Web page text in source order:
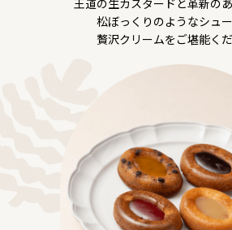
王道の生カスタードと革新のあ
松ぼっくりのようなシュ
贅沢クリームをご堪能くだ